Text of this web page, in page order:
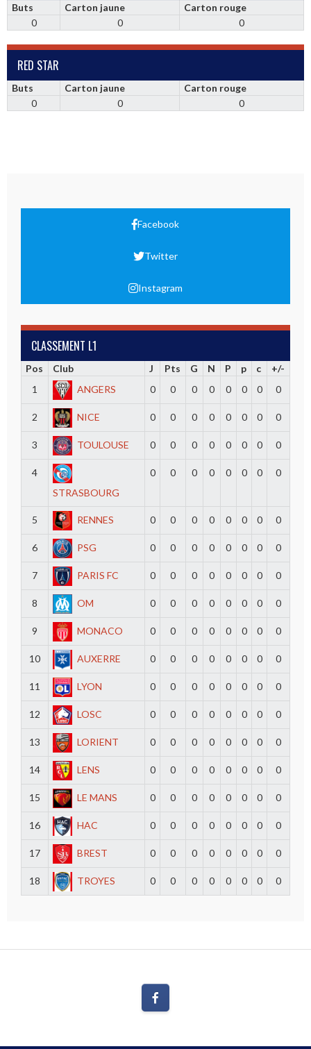
Buts Carton jaune
Carton rouge
0
0 0
RED STAR
Buts Carton jaune
Carton rouge
0
0 0
Facebook
Twitter
Instagram
CLASSEMENT L1
Pos Club J Pts G N P p c
+/-
1
ANGERS 0 0 0 0 0 0 0 0
2 NICE 0 0 0 0 0 0 0 0
3 TOULOUSE 0 0 0 0 0 0 0 0
4
STRASBOURG
0 0 0 0 0 0 0 0
5 RENNES 0 0 0 0 0 0 0 0
6 PSG 0 0 0 0 0 0 0 0
7 PARIS FC 0 0 0 0 0 0 0 0
8 OM 0 0 0 0 0 0 0 0
9 MONACO 0 0 0 0 0 0 0 0
10 AUXERRE 0 0 0 0 0 0 0 0
11 LYON 0 0 0 0 0 0 0 0
12 LOSC 0 0 0 0 0 0 0 0
13 LORIENT 0 0 0 0 0 0 0 0
14 LENS 0 0 0 0 0 0 0 0
15 LE MANS 0 0 0 0 0 0 0 0
16 HAC 0 0 0 0 0 0 0 0
17 BREST 0 0 0 0 0 0 0 0
18 TROYES 0 0 0 0 0 0 0 0